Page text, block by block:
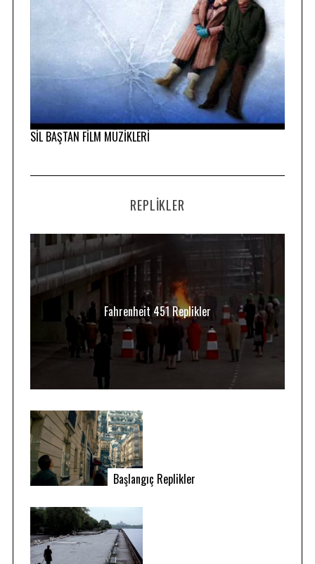
SİL BAŞTAN FİLM MÜZİKLERİ
REPLIKLER
Fahrenheit 451 Replikler
Başlangıç Replikler